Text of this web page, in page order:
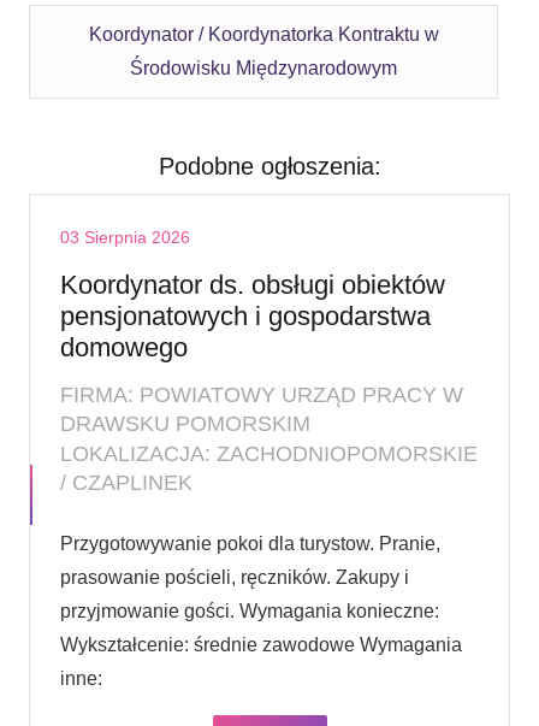
Koordynator / Koordynatorka Kontraktu w
Środowisku Międzynarodowym
Podobne ogłoszenia:
03 Sierpnia 2026
Koordynator ds. obsługi obiektów
pensjonatowych i gospodarstwa
domowego
FIRMA: POWIATOWY URZĄD PRACY W
DRAWSKU POMORSKIM
LOKALIZACJA: ZACHODNIOPOMORSKIE
/ CZAPLINEK
Przygotowywanie pokoi dla turystow. Pranie,
prasowanie pościeli, ręczników. Zakupy i
przyjmowanie gości. Wymagania konieczne:
Wykształcenie: średnie zawodowe Wymagania
inne: